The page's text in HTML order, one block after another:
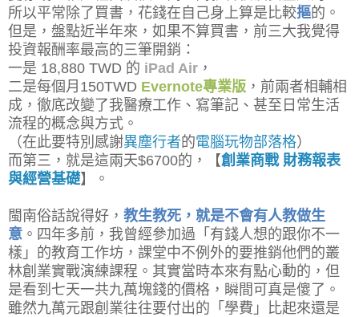
所以平常除了買書，花錢在自己身上算是比較摳的。
但是，盤點近半年來，如果不算買書，前三大我覺得
投資報酬率最高的三筆開銷：
一是 18,880 TWD 的 iPad Air ，
二是每個月150TWD Evernote專業版 ，前兩者相輔相
成，徹底改變了我醫療工作、寫筆記、甚至日常生活
流程的概念與方式。
（在此要特別感謝異塵行者的電腦玩物部落格）
而第三，就是這兩天$6700的，【創業商戰 財務報表
與經營基礎】。
閩南俗話說得好， 教生教死，就是不會有人教做生
意 。四年多前，我曾經參加過「有錢人想的跟你不一
樣」的教育工作坊，課堂中不例外的要推銷他們的叢
林創業實戰演練課程。其實當時本來有點心動的，但
是看到七天一共九萬塊錢的價格，瞬間可真是傻了。
雖然九萬元跟創業往往要付出的「學費」比起來還是